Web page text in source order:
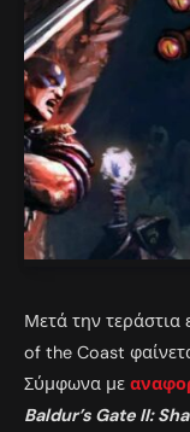
Μετά την τεράστια
of the Coast
Σύμφωνα με
Baldur’s Gate II: